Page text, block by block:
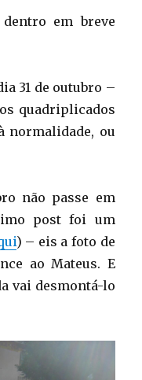
em breve
31 de outubro –
quadriplicados
normalidade, ou
não passe em
post foi um
) – eis a foto de
ao Mateus. E
vai desmontá-lo